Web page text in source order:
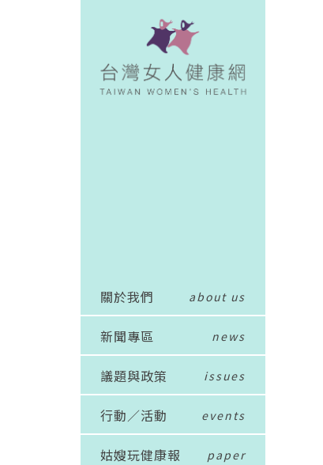
關於我們 about us
新聞專區 news
議題與政策 issues
行動／活動 events
姑嫂玩健康報 paper